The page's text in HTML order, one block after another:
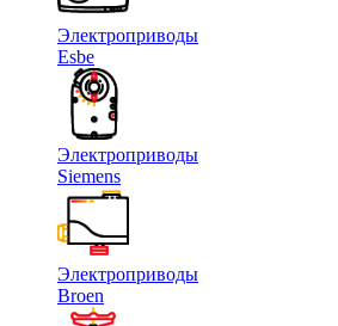
Электроприводы
Esbe
Электроприводы
Siemens
Электроприводы
Broen